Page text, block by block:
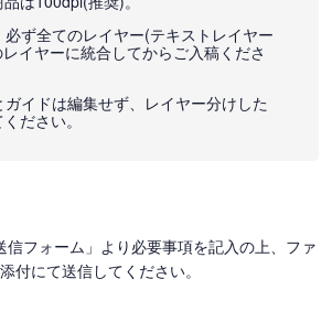
ず全てのレイヤー(テキストレイヤー
イヤーに統合してからご入稿くださ
イドは編集せず、レイヤー分けした
ださい。
信フォーム」より必要事項を記入の上、ファ
付にて送信してください。